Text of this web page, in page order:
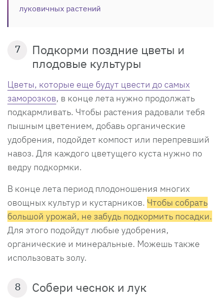
луковичных растений
7
Подкорми поздние цветы и
плодовые культуры
Цветы, которые еще будут цвести до самых
заморозков, в конце лета нужно продолжать
подкармливать. Чтобы растения радовали тебя
пышным цветением, добавь органические
удобрения, подойдет компост или перепревший
навоз. Для каждого цветущего куста нужно по
ведру подкормки.
В конце лета период плодоношения многих
овощных культур и кустарников. Чтобы собрать
большой урожай, не забудь подкормить посадки.
Для этого подойдут любые удобрения,
органические и минеральные. Можешь также
использовать золу.
8 Собери чеснок и лук